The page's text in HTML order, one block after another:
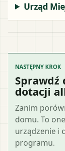
Urząd
NASTĘPNY KROK
Sprawdź
dotacji
Zanim
domu. To
urządzenie i
programu.